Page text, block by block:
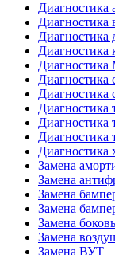
Диагностика
Диагностика
Диагностика
Диагностика
Диагностика
Диагностика
Диагностика
Диагностика
Диагностика
Диагностика
Замена
Замена
Замена
Замена
Замена
Замена
Замена ВУТ